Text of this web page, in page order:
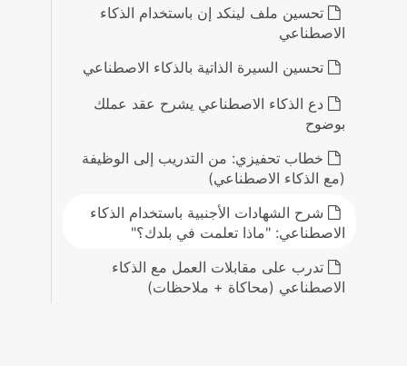
تحسين ملف لينكد إن باستخدام الذكاء
الاصطناعي
تحسين السيرة الذاتية بالذكاء الاصطناعي
دع الذكاء الاصطناعي يشرح عقد عملك
بوضوح
خطاب تحفيزي: من التدريب إلى الوظيفة
(مع الذكاء الاصطناعي)
شرح الشهادات الأجنبية باستخدام الذكاء
الاصطناعي: "ماذا تعلمت في بلدك؟"
تدرب على مقابلات العمل مع الذكاء
الاصطناعي (محاكاة + ملاحظات)